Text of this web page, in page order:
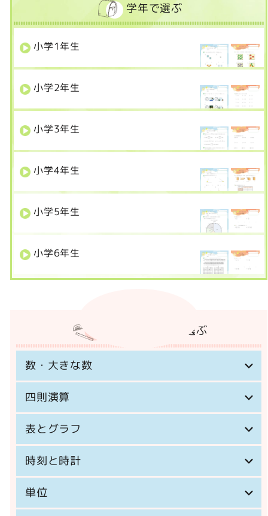
学年で選ぶ
小学1年生
小学2年生
小学3年生
小学4年生
小学5年生
小学6年生
カテゴリーから選ぶ
数・大きな数
四則演算
表とグラフ
時刻と時計
単位